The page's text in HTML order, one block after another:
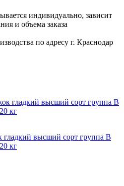
индивидуально, зависит
и объема заказа
по адресу г. Краснодар
высший сорт группа В
кг